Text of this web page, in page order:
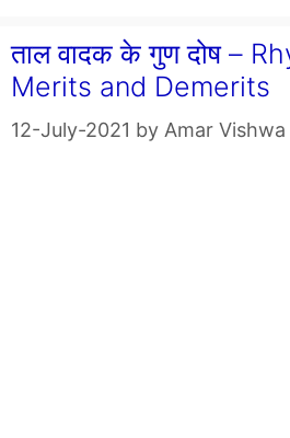
ताल वादक के गुण दोष –
Merits and Demerits
12-July-2021 by Amar Vishwa